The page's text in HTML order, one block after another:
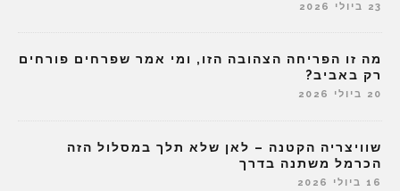
23 ביולי 2026
מה זו הפריחה הצהובה הזו, ומי אמר שפרחים פורחים
רק באביב?
20 ביולי 2026
שוויצריה הקטנה – לאן שלא תלך במסלול הזה
הכרמל משתנה בדרך
16 ביולי 2026